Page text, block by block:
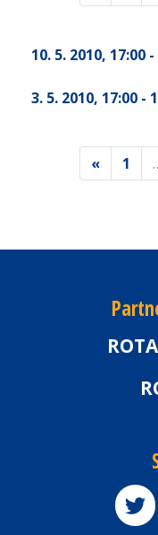
10. 5. 2010, 17:00
3. 5. 2010, 17:00 -
« 1